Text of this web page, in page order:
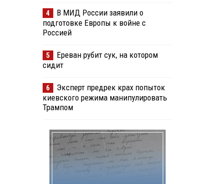
4
В МИД России заявили о
подготовке Европы к войне с
Россией
5
Ереван рубит сук, на котором
сидит
6
Эксперт предрек крах попыток
киевского режима манипулировать
Трампом